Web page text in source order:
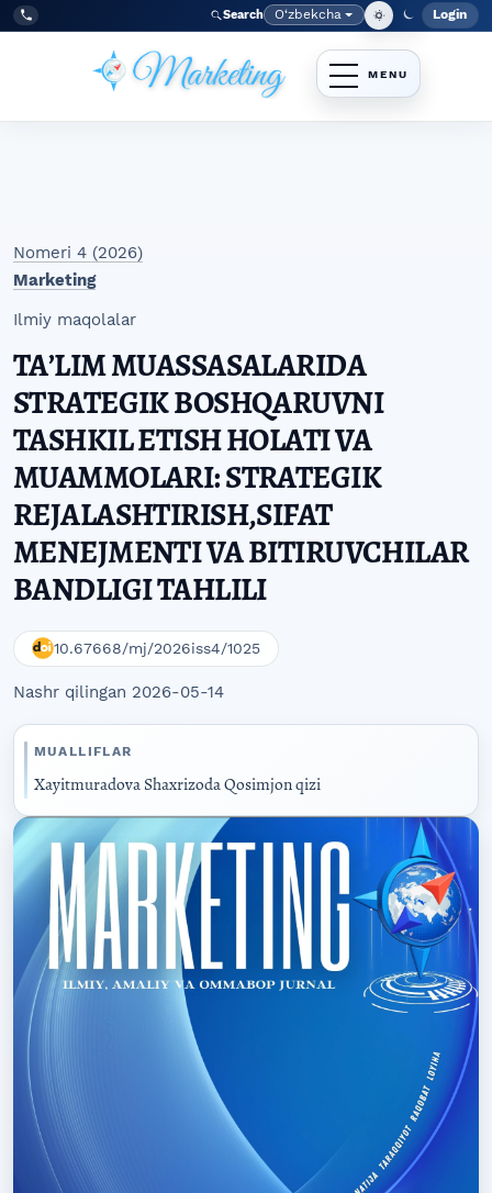
Skip to main navigation menu
Skip to main content
Skip to site footer
Tel:
+998977838464 Search Language
O‘zbekcha Login
Nomeri 4 (2026)
Marketing
Ilmiy maqolalar
TAʼLIM MUASSASALARIDA
STRATEGIK BOSHQARUVNI
TASHKIL ETISH HOLATI VA
MUAMMOLARI: STRATEGIK
REJALASHTIRISH,SIFAT
MENEJMENTI VA BITIRUVCHILAR
BANDLIGI TAHLILI
10.67668/mj/2026iss4/1025
Nashr qilingan 2026-05-14
MUALLIFLAR
Xayitmuradova Shaxrizoda Qosimjon qizi